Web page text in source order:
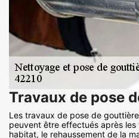
Travaux de pose
Les travaux de pose de
peuvent être effectués après les
habitat, le rehaussement de la